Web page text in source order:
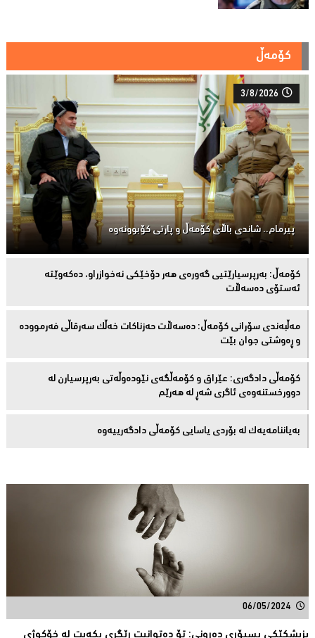
کۆمەڵ
3/8/2026
پیرمام.. شاندی باڵای كۆمه‌ڵ و پارتی كۆبوونه‌وه‌
كۆمەڵ: بەرپرسیارێتیی گەورەی هەر دۆخێکی نەخوازراو، دەكەوێتە
ئەستۆی دەسەڵات
مەڵبەندى سۆرانى کۆمەڵ: دەسەڵات حەزناکات خەڵک سەرقاڵى فەرموودە
و ڕەوشتى جوان بێت
کۆمەڵى دادگەرى: عێراق و كۆمەڵگەی نێودەوڵەتی بەرپرسیارن لە
دوورخستنەوەى ئاگری شەڕ لە هەرێم
بەیاننامەیەک لە بۆردی یاسایی کۆمەڵی دادگەرییەوە
06/05/2024
پزیشکێکی پسپۆڕی دەرونی: تۆ دەتوانیت ڕێگری بکەیت لە خۆکوژی